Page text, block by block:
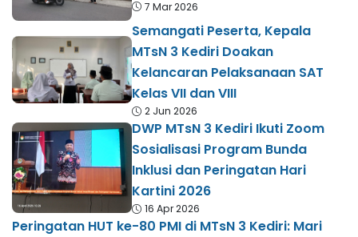
7 Mar 2026
Semangati Peserta, Kepala
MTsN 3 Kediri Doakan
Kelancaran Pelaksanaan SAT
Kelas VII dan VIII
2 Jun 2026
DWP MTsN 3 Kediri Ikuti Zoom
Sosialisasi Program Bunda
Inklusi dan Peringatan Hari
Kartini 2026
16 Apr 2026
Peringatan HUT ke-80 PMI di MTsN 3 Kediri: Mari